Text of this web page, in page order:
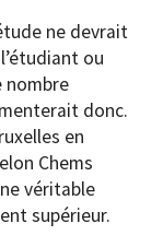
ne devrait
ou
nombre
donc.
en
Chems
véritable
supérieur.